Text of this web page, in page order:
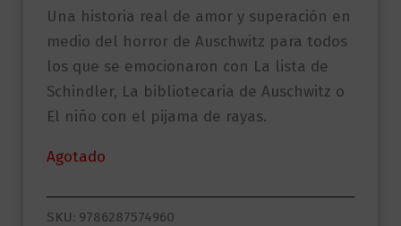
Una historia real de amor y superación en
medio del horror de Auschwitz para todos
los que se emocionaron con La lista de
Schindler, La bibliotecaria de Auschwitz o
El niño con el pijama de rayas.
Agotado
SKU: 9786287574960